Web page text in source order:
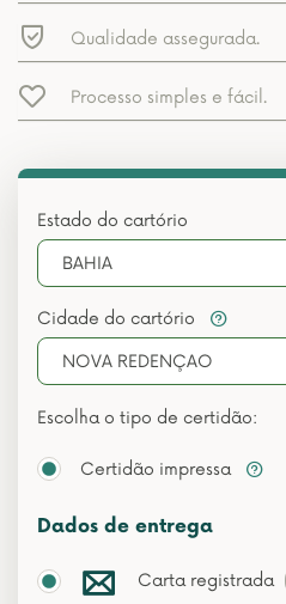
Qualidade assegurada.
Processo simples e fácil.
Estado do cartório
BAHIA
Cidade do cartório
NOVA REDENÇAO
Escolha o tipo de certidão:
Certidão impressa
Dados de entrega
Carta registrada